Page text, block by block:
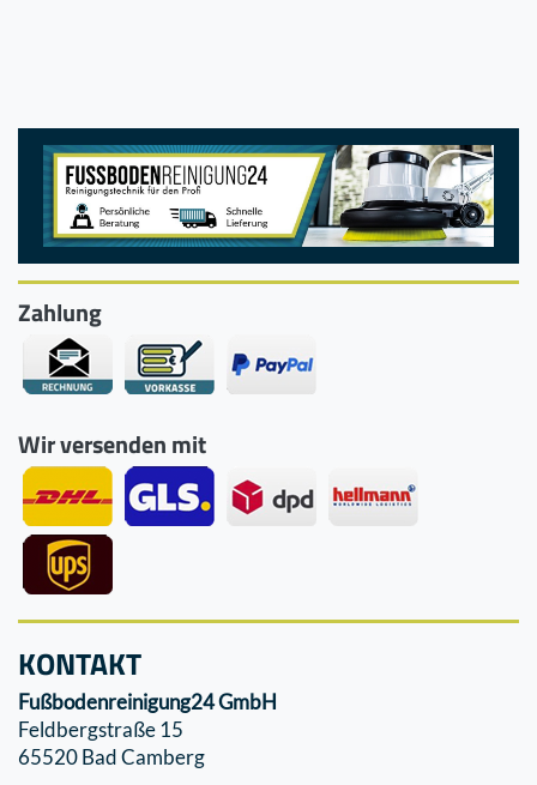
Zahlung
Wir versenden mit
KONTAKT
Fußbodenreinigung24 GmbH
Feldbergstraße 15
65520 Bad Camberg